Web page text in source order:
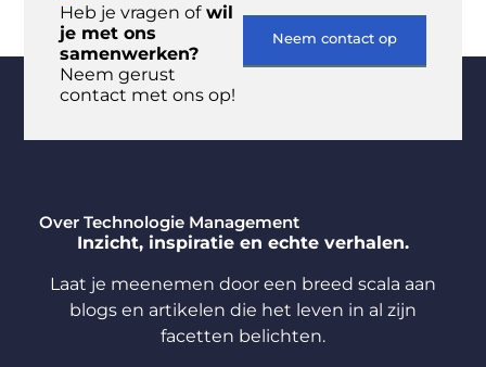
Heb je vragen ofwil
je met ons
samenwerken?
Neem gerust
contact met ons op!
Neem contact op
Over Technologie Management
Inzicht, inspiratie en echte verhalen.
Laat je meenemen door een breed scala aan
blogs en artikelen die het leven in al zijn
facetten belichten.